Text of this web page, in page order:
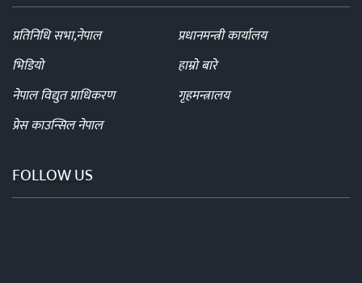
प्रतिनिधि सभा,नेपाल
प्रधानमन्त्री कार्यालय
भिडियो
हाम्रो बारे
नेपाल विद्युत प्राधिकरण
गृहमन्त्रालय
प्रेस काउन्सिल नेपाल
FOLLOW US